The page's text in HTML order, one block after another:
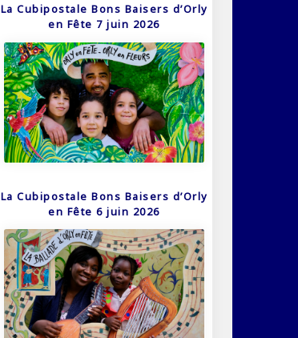
La Cubipostale Bons Baisers d’Orly
en Fête 7 juin 2026
La Cubipostale Bons Baisers d’Orly
en Fête 6 juin 2026